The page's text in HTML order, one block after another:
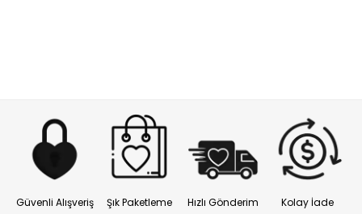
Güvenli Alışveriş Şık Paketleme Hızlı Gönderim Kolay İade